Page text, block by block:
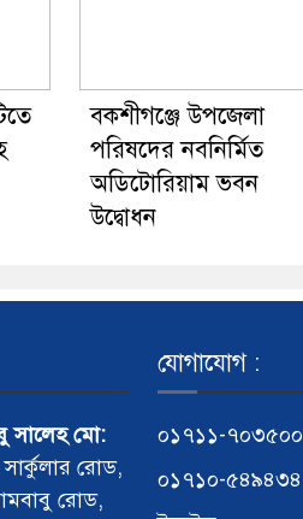
বকশীগঞ্জে উপজেলা
পরিষদের নবনির্মিত
অডিটোরিয়াম ভবন
উদ্বোধন
সালেহ মো:
রোড,
রোড,
যোগাযোগ :
০১৭১১-৭০৩৫০০
০১৭১০-৫৪৯৪৩৪